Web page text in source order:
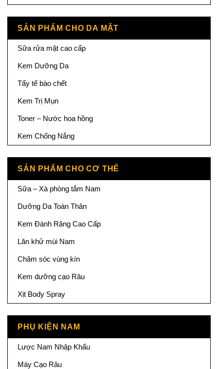
SẢN PHẨM CHO DA MẶT
Sữa rửa mặt cao cấp
Kem Dưỡng Da
Tẩy tế bào chết
Kem Trị Mụn
Toner – Nước hoa hồng
Kem Chống Nắng
SẢN PHẨM CHO CƠ THỂ
Sữa – Xà phòng tắm Nam
Dưỡng Da Toàn Thân
Kem Đánh Răng Cao Cấp
Lăn khử mùi Nam
Chăm sóc vùng kín
Kem dưỡng cạo Râu
Xịt Body Spray
PHỤ KIỆN NAM
Lược Nam Nhập Khẩu
Máy Cạo Râu